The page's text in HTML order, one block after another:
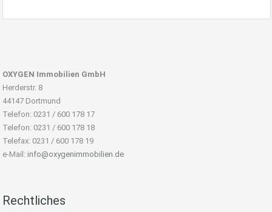
OXYGEN Immobilien GmbH
Herderstr. 8
44147 Dortmund
Telefon: 0231 / 600 178 17
Telefon: 0231 / 600 178 18
Telefax: 0231 / 600 178 19
e-Mail: info@oxygenimmobilien.de
Rechtliches